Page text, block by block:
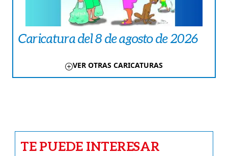
Caricatura del 8 de agosto de 2026
VER OTRAS CARICATURAS
La Inteligencia Artificial no
transformará Panamá; los
panameños sí